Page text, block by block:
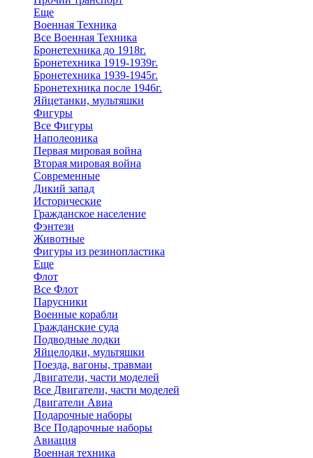
Еще
Военная Техника
Все Военная Техника
Бронетехника до 1918г.
Бронетехника 1919-1939г.
Бронетехника 1939-1945г.
Бронетехника после 1946г.
Яйцетанки, мультяшки
Фигуры
Все Фигуры
Наполеоника
Первая мировая война
Вторая мировая война
Современные
Дикий запад
Исторические
Гражданское население
Фэнтези
Животные
Фигуры из резинопластика
Еще
Флот
Все Флот
Парусники
Военные корабли
Гражданские суда
Подводные лодки
Яйцелодки, мультяшки
Поезда, вагоны, травмаи
Двигатели, части моделей
Все Двигатели, части моделей
Двигатели Авиа
Подарочные наборы
Все Подарочные наборы
Авиация
Военная техника